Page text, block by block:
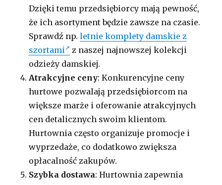
Dzięki temu przedsiębiorcy mają pewność,
że ich asortyment będzie zawsze na czasie.
Sprawdź np.letnie komplety damskie z
szortami
z naszej najnowszej kolekcji
odzieży damskiej.
Atrakcyjne ceny: Konkurencyjne ceny
hurtowe pozwalają przedsiębiorcom na
większe marże i oferowanie atrakcyjnych
cen detalicznych swoim klientom.
Hurtownia często organizuje promocje i
wyprzedaże, co dodatkowo zwiększa
opłacalność zakupów.
Szybka dostawa: Hurtownia zapewnia